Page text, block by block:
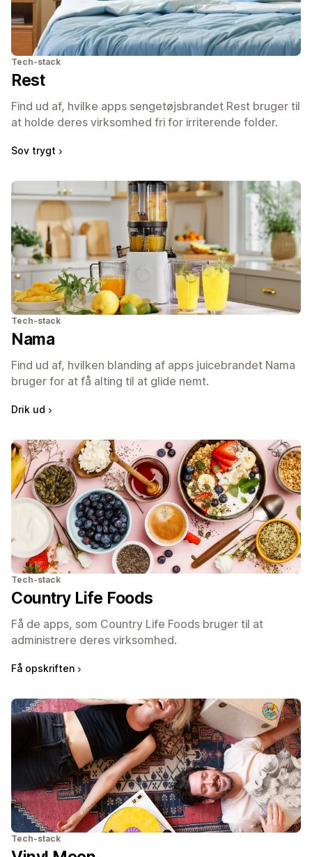
Tech-stack
Rest
Find ud af, hvilke apps sengetøjsbrandet Rest bruger til
at holde deres virksomhed fri for irriterende folder.
Sov trygt
Tech-stack
Nama
Find ud af, hvilken blanding af apps juicebrandet Nama
bruger for at få alting til at glide nemt.
Drik ud
Tech-stack
Country Life Foods
Få de apps, som Country Life Foods bruger til at
administrere deres virksomhed.
Få opskriften
Tech-stack